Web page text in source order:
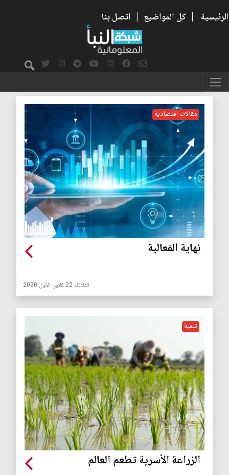
الرئيسية | كل المواضيع | اتصل بنا
الاستدامة
مقالات اقتصادية
نهاية الفعالية
الثلاثاء 22 كانون الأول 2020
تنمية
الزراعة الأسرية تطعم العالم